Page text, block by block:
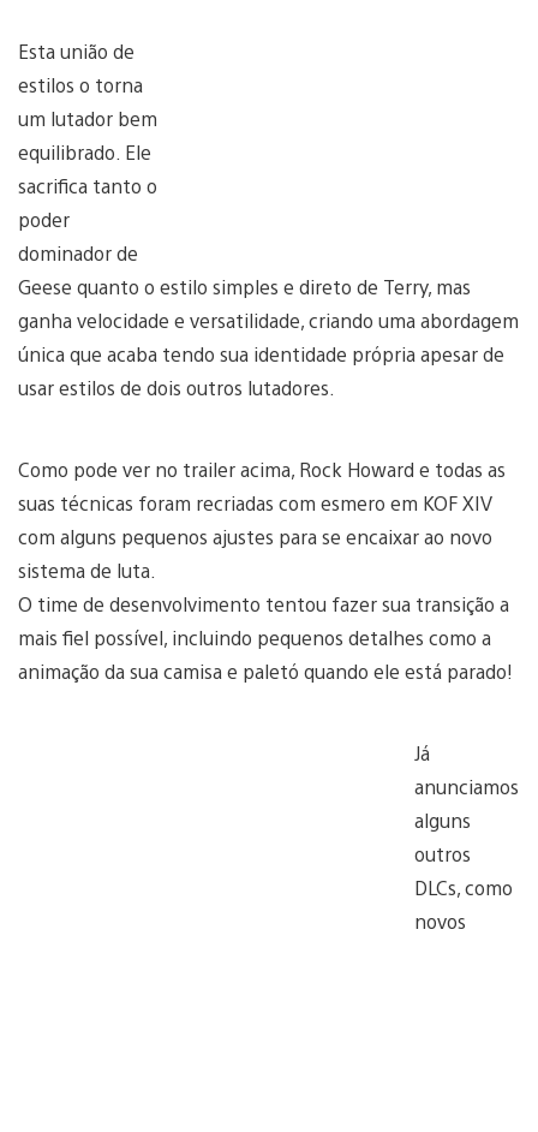
Esta união de
estilos o torna
um lutador bem
equilibrado. Ele
sacrifica tanto o
poder
dominador de
Geese quanto o estilo simples e direto de Terry, mas
ganha velocidade e versatilidade, criando uma abordagem
única que acaba tendo sua identidade própria apesar de
usar estilos de dois outros lutadores.
Como pode ver no trailer acima, Rock Howard e todas as
suas técnicas foram recriadas com esmero em KOF XIV
com alguns pequenos ajustes para se encaixar ao novo
sistema de luta.
O time de desenvolvimento tentou fazer sua transição a
mais fiel possível, incluindo pequenos detalhes como a
animação da sua camisa e paletó quando ele está parado!
Já
anunciamos
alguns
outros
DLCs, como
novos